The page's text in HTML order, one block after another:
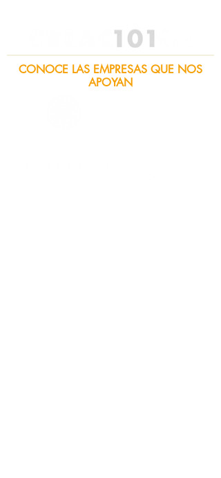
CONOCE LAS EMPRESAS QUE NOS
APOYAN